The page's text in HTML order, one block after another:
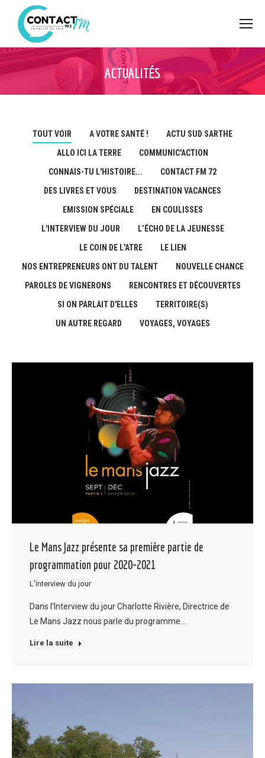
ACTUALITÉS
TOUT VOIR A VOTRE SANTÉ !
ACTU SUD SARTHE
ALLO ICI LA TERRE
COMMUNIC'ACTION
CONNAIS-TU L'HISTOIRE...
CONTACT FM 72
DES LIVRES ET VOUS
DESTINATION VACANCES
EMISSION SPÉCIALE
EN COULISSES
L'INTERVIEW DU JOUR
L’ÉCHO DE LA JEUNESSE
LE COIN DE L'ATRE
LE LIEN
NOS ENTREPRENEURS ONT DU TALENT
NOUVELLE CHANCE
PAROLES DE VIGNERONS
RENCONTRES ET DÉCOUVERTES
SI ON PARLAIT D'ELLES
TERRITOIRE(S)
UN AUTRE REGARD
VOYAGES, VOYAGES
Le Mans Jazz présente sa première partie de
programmation pour 2020-2021
L'interview du jour
Dans l’Interview du jour Charlotte Rivière, Directrice de
Le Mans Jazz nous parle du programme…
Lire la suite